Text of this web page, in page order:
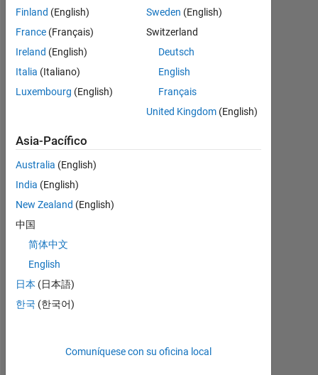
MATLAB Answers
CONTRIBUCIONES
-2
-1
1
2
3
4
01/22
07/22
01/23
07/23
07/24
01/25
07/25
07/26
08/22
03/23
10/23
05/24
12/24
02/26
89.531
of
302.038
Finland (English)
France (Français)
Ireland (English)
Italia (Italiano)
Luxembourg (English)
Sweden (English)
Switzerland
Deutsch
English
Français
United Kingdom(English)
Asia-Pacífico
Australia (English)
India (English)
New Zealand (English)
中国
简体中文
English
日本 (日本語)
한국 (한국어)
Comuníquese con su oficina local